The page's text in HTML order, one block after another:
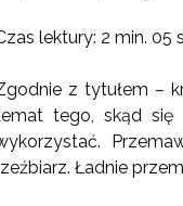
lektury: 2 min. 05
z tytułem –
tego, skąd się
Ładnie